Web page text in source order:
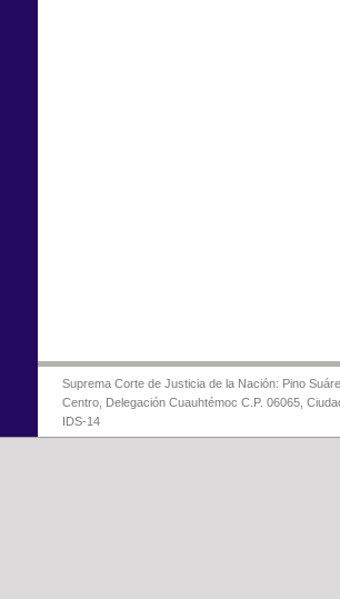
Suprema Corte de Justicia de la Nación: Pino
Centro, Delegación Cuauhtémoc C.P. 06065,
IDS-14